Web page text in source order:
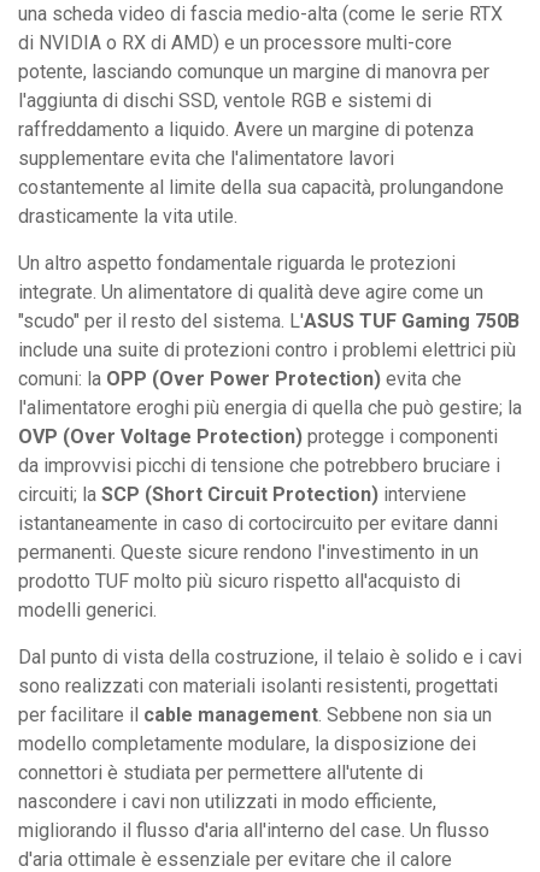
una scheda video di fascia medio-alta (come le serie RTX
di NVIDIA o RX di AMD) e un processore multi-core
potente, lasciando comunque un margine di manovra per
l'aggiunta di dischi SSD, ventole RGB e sistemi di
raffreddamento a liquido. Avere un margine di potenza
supplementare evita che l'alimentatore lavori
costantemente al limite della sua capacità, prolungandone
drasticamente la vita utile.
Un altro aspetto fondamentale riguarda le protezioni
integrate. Un alimentatore di qualità deve agire come un
"scudo" per il resto del sistema. L'ASUS TUF Gaming 750B
include una suite di protezioni contro i problemi elettrici più
comuni: la OPP (Over Power Protection) evita che
l'alimentatore eroghi più energia di quella che può gestire; la
OVP (Over Voltage Protection) protegge i componenti
da improvvisi picchi di tensione che potrebbero bruciare i
circuiti; la SCP (Short Circuit Protection) interviene
istantaneamente in caso di cortocircuito per evitare danni
permanenti. Queste sicure rendono l'investimento in un
prodotto TUF molto più sicuro rispetto all'acquisto di
modelli generici.
Dal punto di vista della costruzione, il telaio è solido e i cavi
sono realizzati con materiali isolanti resistenti, progettati
per facilitare il cable management. Sebbene non sia un
modello completamente modulare, la disposizione dei
connettori è studiata per permettere all'utente di
nascondere i cavi non utilizzati in modo efficiente,
migliorando il flusso d'aria all'interno del case. Un flusso
d'aria ottimale è essenziale per evitare che il calore